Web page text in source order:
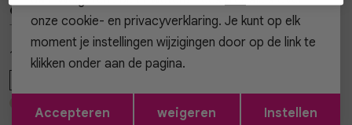
Gossip
TOP MET KANT LOU TOP MET KANT LOU
19,95
/2
Opslaan
onze cookie- en privacyverklaring. Je kunt op elk
moment je instellingen wijzigingen door op de link te
klikken onder aan de pagina.
Accepteren weigeren Instellen